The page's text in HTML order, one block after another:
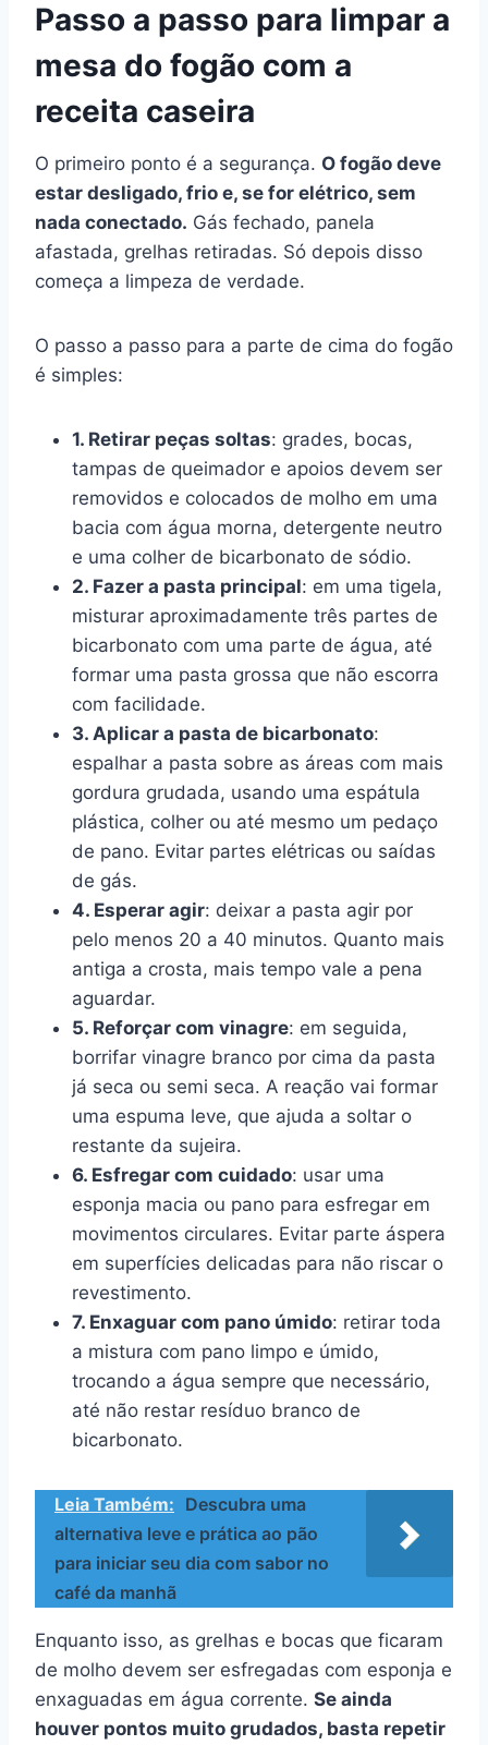
Passo a passo para limpar a
mesa do fogão com a
receita caseira
O primeiro ponto é a segurança. O fogão deve
estar desligado, frio e, se for elétrico, sem
nada conectado. Gás fechado, panela
afastada, grelhas retiradas. Só depois disso
começa a limpeza de verdade.
O passo a passo para a parte de cima do fogão
é simples:
1. Retirar peças soltas: grades, bocas,
tampas de queimador e apoios devem ser
removidos e colocados de molho em uma
bacia com água morna, detergente neutro
e uma colher de bicarbonato de sódio.
2. Fazer a pasta principal: em uma tigela,
misturar aproximadamente três partes de
bicarbonato com uma parte de água, até
formar uma pasta grossa que não escorra
com facilidade.
3. Aplicar a pasta de bicarbonato:
espalhar a pasta sobre as áreas com mais
gordura grudada, usando uma espátula
plástica, colher ou até mesmo um pedaço
de pano. Evitar partes elétricas ou saídas
de gás.
4. Esperar agir: deixar a pasta agir por
pelo menos 20 a 40 minutos. Quanto mais
antiga a crosta, mais tempo vale a pena
aguardar.
5. Reforçar com vinagre: em seguida,
borrifar vinagre branco por cima da pasta
já seca ou semi seca. A reação vai formar
uma espuma leve, que ajuda a soltar o
restante da sujeira.
6. Esfregar com cuidado: usar uma
esponja macia ou pano para esfregar em
movimentos circulares. Evitar parte áspera
em superfícies delicadas para não riscar o
revestimento.
7. Enxaguar com pano úmido: retirar toda
a mistura com pano limpo e úmido,
trocando a água sempre que necessário,
até não restar resíduo branco de
bicarbonato.
Leia Também: Descubra uma
alternativa leve e prática ao pão
para iniciar seu dia com sabor no
café da manhã
Enquanto isso, as grelhas e bocas que ficaram
de molho devem ser esfregadas com esponja e
enxaguadas em água corrente. Se ainda
houver pontos muito grudados, basta repetir